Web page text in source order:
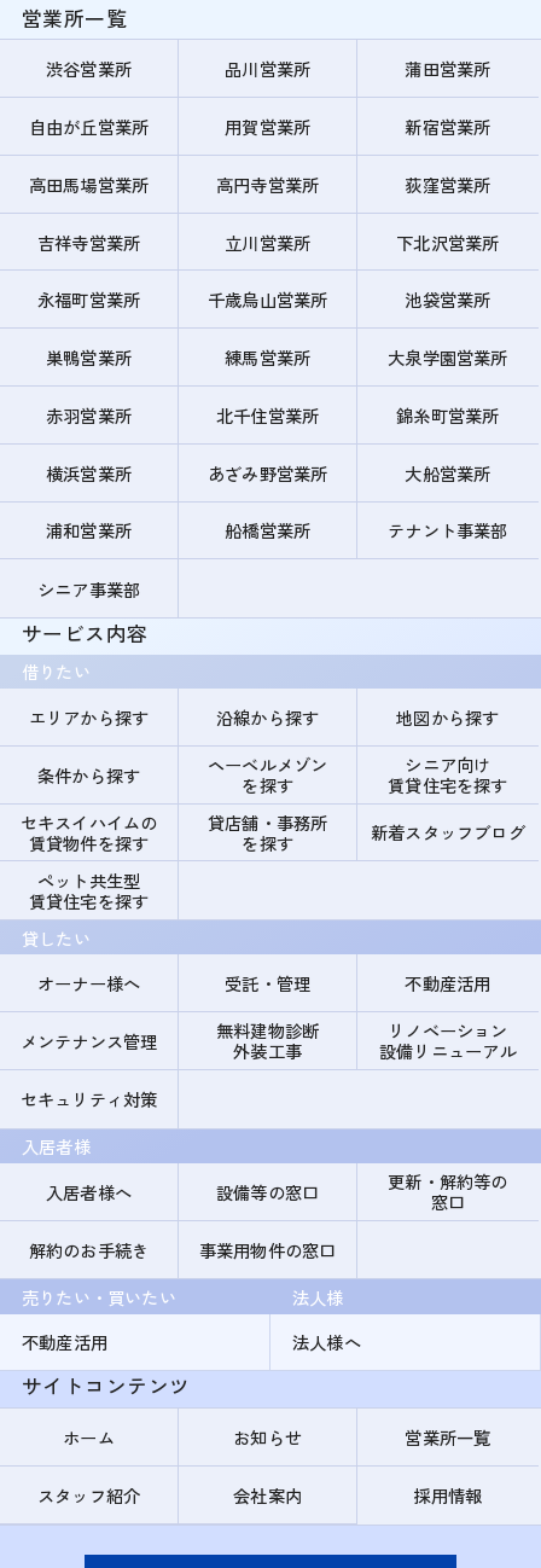
営業所一覧
渋谷営業所 品川営業所 蒲田営業所
自由が丘営業所 用賀営業所 新宿営業所
高田馬場営業所 高円寺営業所 荻窪営業所
吉祥寺営業所 立川営業所 下北沢営業所
永福町営業所 千歳烏山営業所 池袋営業所
巣鴨営業所 練馬営業所 大泉学園営業所
赤羽営業所 北千住営業所 錦糸町営業所
横浜営業所 あざみ野営業所 大船営業所
浦和営業所 船橋営業所 テナント事業部
シニア事業部
サービス内容
借りたい
エリアから探す
沿線から探す 地図から探す
条件から探す
ヘーベルメゾン
を探す
シニア向け
賃貸住宅を探す
セキスイハイムの
賃貸物件を探す
貸店舗・事務所
を探す
新着スタッフブログ
ペット共生型
賃貸住宅を探す
貸したい
オーナー様へ
受託・管理 不動産活用
メンテナンス管理
無料建物診断
外装工事
リノベーション
設備リニューアル
セキュリティ対策
入居者様
入居者様へ
設備等の窓口
更新・解約等の
窓口
解約のお手続き
事業用物件の窓口
売りたい・買いたい
不動産活用
法人様
法人様へ
サイトコンテンツ
ホーム お知らせ 営業所一覧
スタッフ紹介 会社案内 採用情報